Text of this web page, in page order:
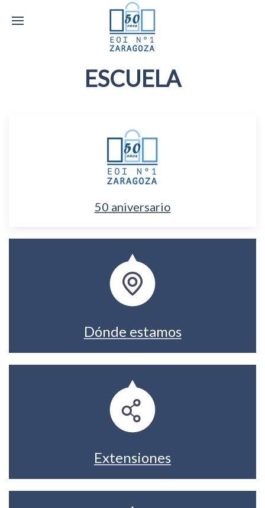
ESCUELA
50 aniversario
Dónde estamos
Extensiones